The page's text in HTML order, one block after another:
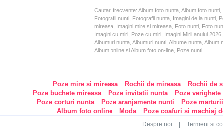
Cautari frecvente: Album foto nunta, Album foto
Fotografii nunti, Fotografii nunta, Imagini de la nunti,
mireasa, Imagini mire si mireasa, Foto nunti, Foto
Imagini cu miri, Poze cu miri, Imagini Mirii anului
Albumuri nunta, Albumuri nunti, Albume nunta,
Album online si Album foto on-line, Poze nunti.
Poze mire si mireasa Rochii de mireasa
Rochii de
Poze buchete mireasa
Poze invitatii nunta
Poze
Poze corturi nunta
Poze aranjamente nunti
Poze
Album foto online
Moda Poze coafuri si machiaj
Despre noi
Termeni si